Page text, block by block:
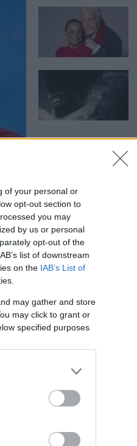
of your personal or
opt-out section to
you may
by us or personal
opt-out of the
list of downstream
on the IAB’s List of
may gather and store
may click to grant or
specified purposes